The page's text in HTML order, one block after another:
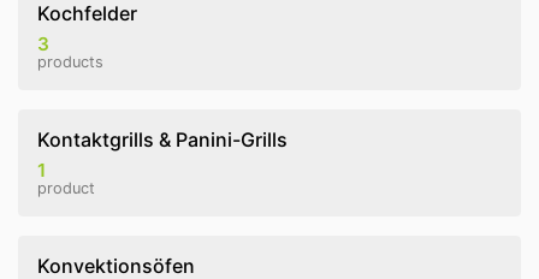
Kochfelder
3
products
Kontaktgrills & Panini-Grills
1
product
Konvektionsöfen